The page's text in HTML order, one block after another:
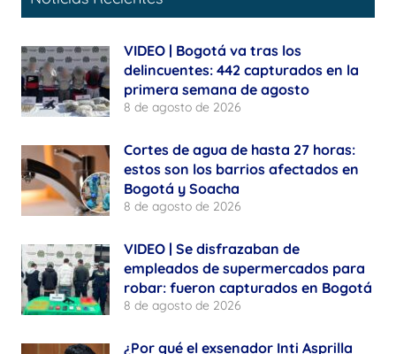
VIDEO | Bogotá va tras los
delincuentes: 442 capturados en la
primera semana de agosto
8 de agosto de 2026
Cortes de agua de hasta 27 horas:
estos son los barrios afectados en
Bogotá y Soacha
8 de agosto de 2026
VIDEO | Se disfrazaban de
empleados de supermercados para
robar: fueron capturados en Bogotá
8 de agosto de 2026
¿Por qué el exsenador Inti Asprilla